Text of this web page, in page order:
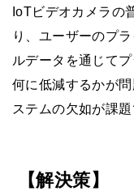
IoTビデオカメラの
り、ユーザーのプ
ルデータを通じて
何に低減するかが
ステムの欠如が課題
【解決策】